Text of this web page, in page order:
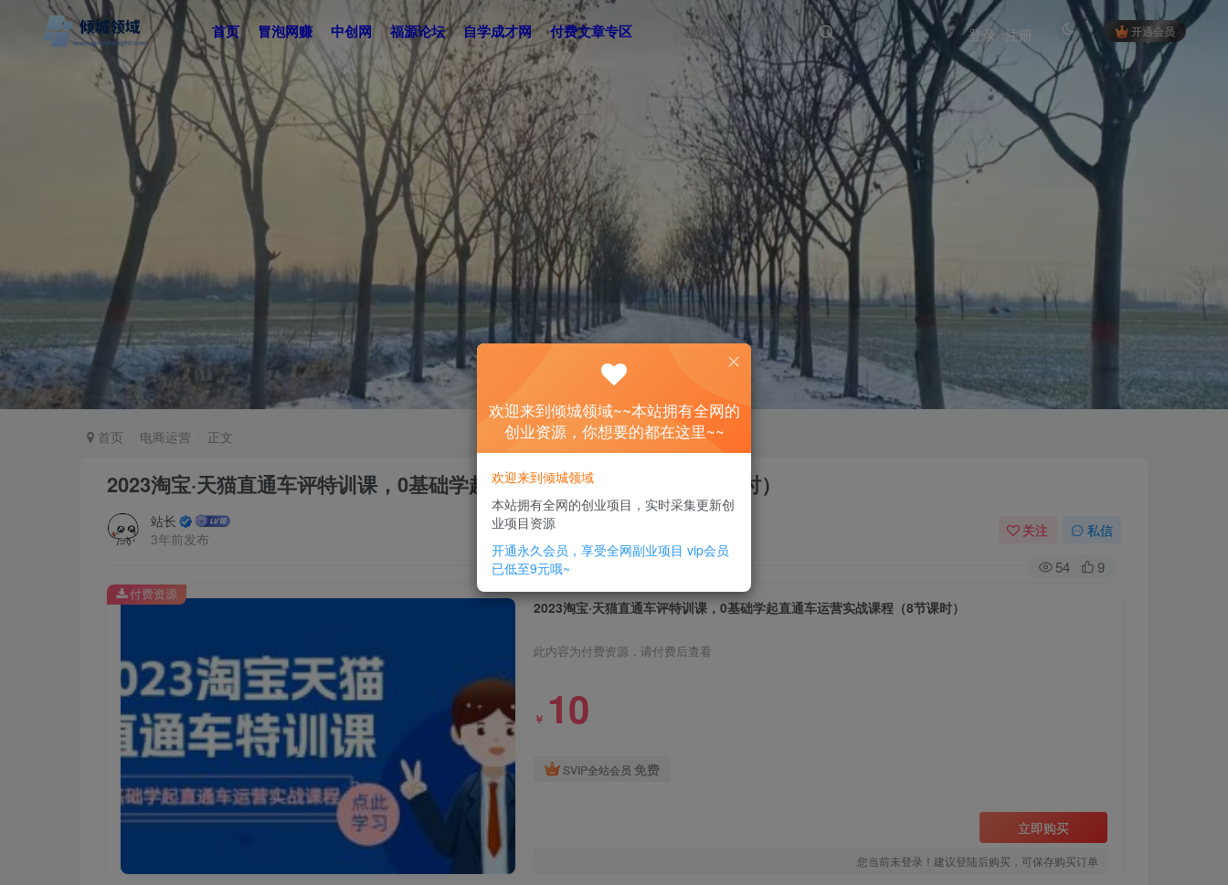
首页 冒泡网赚 中创网 福源论坛 自学成才网 付费文章专区 开通会员
登录 注册
首页 电商运营 正文
2023淘宝·天猫直通车评特训课，0基础学起直通车运营实战课程（8节课时）
站长
3年前发布
关注 私信
54 9
2023淘宝·天猫直通车评特训课，0基础学起直通车运营实战课程（8节课时）
此内容为付费资源，请付费后查看
￥ 10
SVIP全站会员 免费
立即购买
您当前未登录！建议登陆后购买，可保存购买订单
付费资源
欢迎来到倾城领域~~本站拥有全网的
创业资源，你想要的都在这里~~
欢迎来到倾城领域
本站拥有全网的创业项目，实时采集更新创
业项目资源
开通永久会员，享受全网副业项目 vip会员
已低至9元哦~